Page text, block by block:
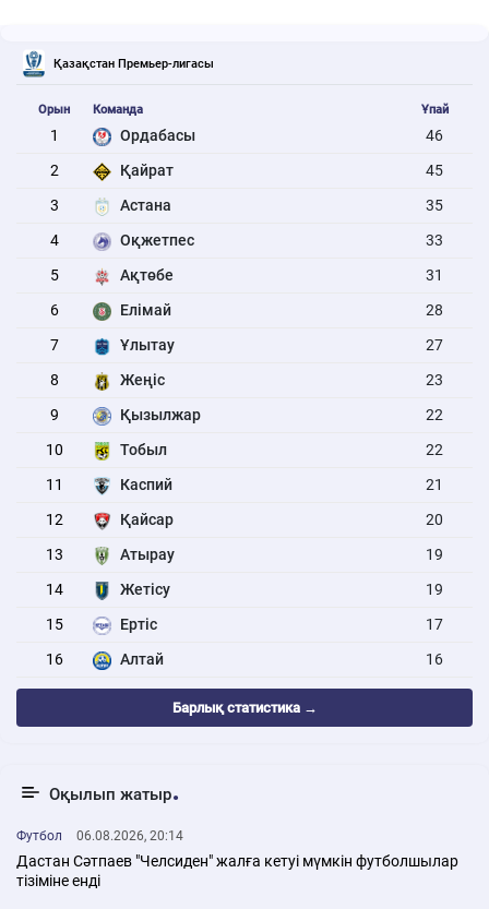
Қазақстан Премьер-лигасы
Орын Команда Ұпай
1 Ордабасы
46
2
Қайрат
45
3
Астана
35
4
Оқжетпес
33
5
Ақтөбе
31
6
Елімай
28
7
Ұлытау
27
8
Жеңіс
23
9
Қызылжар
22
10
Тобыл
22
11
Каспий
21
12
Қайсар
20
13
Атырау
19
14
Жетісу
19
15
Ертіс
17
16
Алтай 16
Барлық статистика →
Оқылып жатыр
Футбол 06.08.2026, 20:14
Дастан Сәтпаев "Челсиден" жалға кетуі мүмкін футболшылар
тізіміне енді